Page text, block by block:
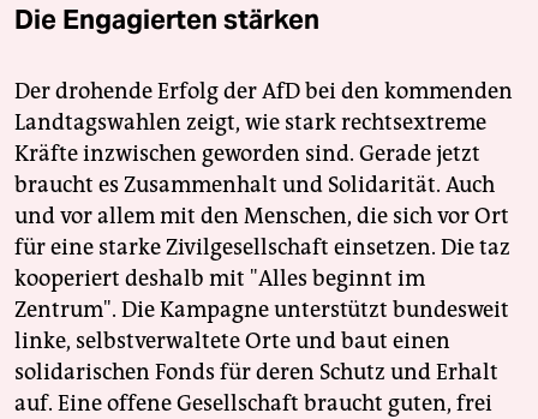
Die Engagierten stärken
Der drohende Erfolg der AfD bei den kommenden
Landtagswahlen zeigt, wie stark rechtsextreme
Kräfte inzwischen geworden sind. Gerade jetzt
braucht es Zusammenhalt und Solidarität. Auch
und vor allem mit den Menschen, die sich vor Ort
für eine starke Zivilgesellschaft einsetzen. Die taz
kooperiert deshalb mit "Alles beginnt im
Zentrum". Die Kampagne unterstützt bundesweit
linke, selbstverwaltete Orte und baut einen
solidarischen Fonds für deren Schutz und Erhalt
auf. Eine offene Gesellschaft braucht guten, frei